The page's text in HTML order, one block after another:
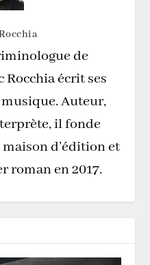
de
écrit ses
Auteur,
il fonde
d’édition et
roman en 2017.